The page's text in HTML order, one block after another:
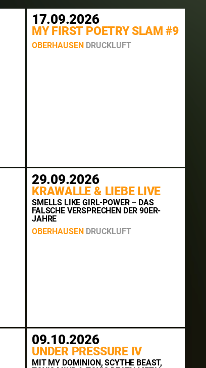
17.09.2026
MY FIRST POETRY SLAM #9
OBERHAUSEN DRUCKLUFT
29.09.2026
KRAWALLE & LIEBE LIVE
SMELLS LIKE GIRL-POWER – DAS
FALSCHE VERSPRECHEN DER 90ER-
JAHRE
OBERHAUSEN DRUCKLUFT
09.10.2026
UNDER PRESSURE IV
MIT MY DOMINION, SCYTHE BEAST,